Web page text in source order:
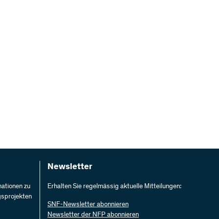
zu
Newsletter
Erhalten Sie regelmässig aktuelle Mitteilungen:
SNF-Newsletter abonnieren
Newsletter der NFP abonnieren